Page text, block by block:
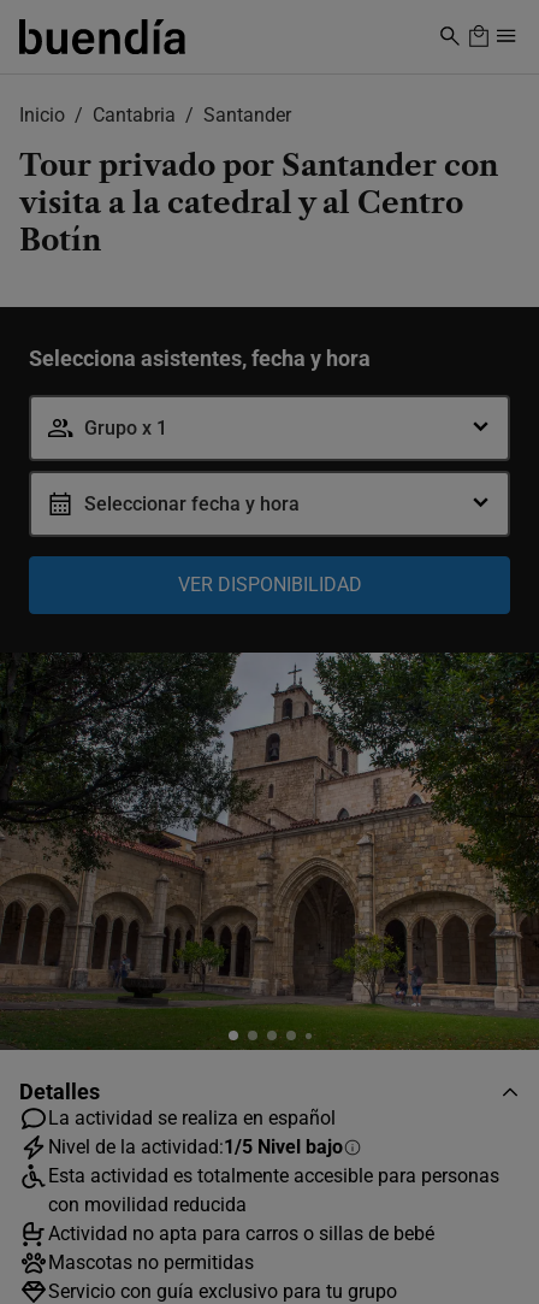
Skip
Inicio Cantabria Santander
Tour privado por Santander con
visita a la catedral y al Centro
Botín
Selecciona asistentes, fecha y hora
Grupo x 1
Grupo
1-5 personas - +
Grupo
6-10 personas - +
Grupo
11-20 personas - +
Grupo
21-30 personas - +
Seleccionar fecha y hora
Detalles
La actividad se realiza en español
Nivel de la actividad:1/5 Nivel bajo
Esta actividad es totalmente accesible para personas
con movilidad reducida
Actividad no apta para carros o sillas de bebé
Mascotas no permitidas
Servicio con guía exclusivo para tu grupo